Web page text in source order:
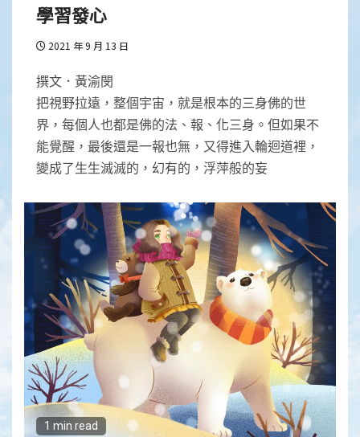
學習發心
2021 年 9 月 13 日
撰文．黃渝閔
把視野拉遠，整個宇宙，就是根本的三身佛的世
界，每個人也都是佛的法、報、化三身。但如果不
能覺醒，最後還是一報也無，又得進入輪迴道裡，
變成了生生滅滅的，幻有的，浮萍般的妄
1 min read